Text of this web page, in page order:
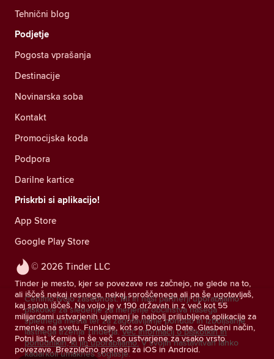
© 2026 Tinder LLC
Tinder je mesto, kjer se povezave res začnejo, ne glede na to,
ali iščeš nekaj resnega, nekaj sproščenega ali pa še ugotavljaš,
kaj sploh iščeš. Na voljo je v 190 državah in z več kot 55
milijardami ustvarjenih ujemanj je najbolj priljubljena aplikacija za
zmenke na svetu. Funkcije, kot so Double Date, Glasbeni način,
Potni list, Kemija in še več, so ustvarjene za vsako vrsto
povezave. Brezplačno prenesi za iOS in Android.
Tehnični blog
Podjetje
Pogosta vprašanja
Destinacije
Novinarska soba
Kontakt
Promocijska koda
Podpora
Darilne kartice
Priskrbi si aplikacijo!
App Store
Google Play Store
Cenimo tvojo zasebnost. Mi in naši partnerji uporabljamo
piškotke za sledenje za merjenje občinstva našega
spletnega mesta ter za zagotavljanje ponudb in izboljšanje
lastnega trženja Tinderja. Več informacij o piškotkih in
ponudnikih, ki jih uporabljamo. V svojih nastavitvah lahko
kadarkoli umakneš soglasje.